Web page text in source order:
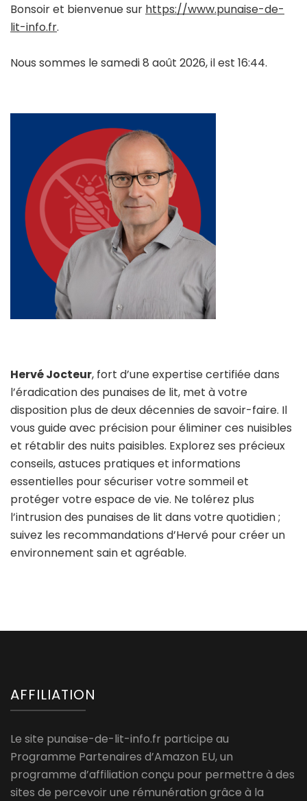
Bonsoir et bienvenue sur https://www.punaise-de-
lit-info.fr.
Nous sommes le samedi 8 août 2026, il est 16:44.
Hervé Jocteur, fort d’une expertise certifiée dans
l’éradication des punaises de lit, met à votre
disposition plus de deux décennies de savoir-faire. Il
vous guide avec précision pour éliminer ces nuisibles
et rétablir des nuits paisibles. Explorez ses précieux
conseils, astuces pratiques et informations
essentielles pour sécuriser votre sommeil et
protéger votre espace de vie. Ne tolérez plus
l’intrusion des punaises de lit dans votre quotidien ;
suivez les recommandations d’Hervé pour créer un
environnement sain et agréable.
AFFILIATION
Le site punaise-de-lit-info.fr participe au
Programme Partenaires d’Amazon EU, un
programme d’affiliation conçu pour permettre à des
sites de percevoir une rémunération grâce à la